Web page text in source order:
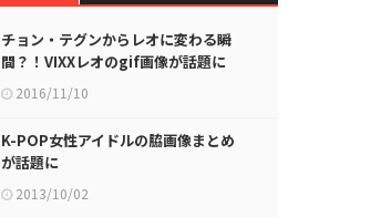
チョン・テグンからレオに変わる瞬
間？！VIXXレオのgif画像が話題に
2016/11/10
K-POP女性アイドルの脇画像まとめ
が話題に
2013/10/02